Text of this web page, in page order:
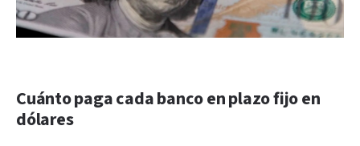
Cuánto paga cada banco en plazo fijo en
dólares